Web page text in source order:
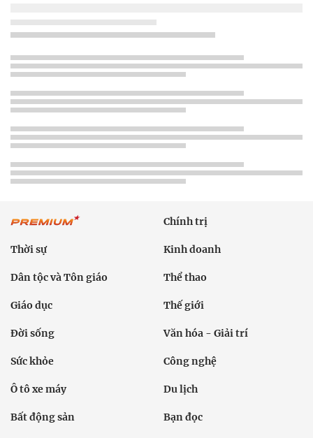
Chính trị
Thời sự Kinh doanh
Dân tộc và Tôn giáo Thể thao
Giáo dục Thế giới
Đời sống Văn hóa - Giải trí
Sức khỏe Công nghệ
Ô tô xe máy Du lịch
Bất động sản Bạn đọc